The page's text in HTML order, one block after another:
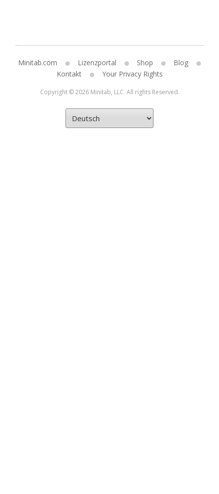
Minitab.com Lizenzportal Shop
Blog
Kontakt
Your Privacy Rights
Copyright © 2026 Minitab, LLC. All rights Reserved.